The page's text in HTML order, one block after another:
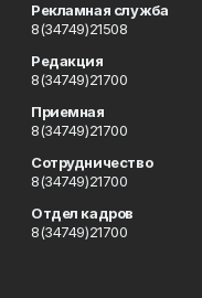
Рекламная служба
8(34749)21508
Редакция
8(34749)21700
Приемная
8(34749)21700
Сотрудничество
8(34749)21700
Отдел кадров
8(34749)21700